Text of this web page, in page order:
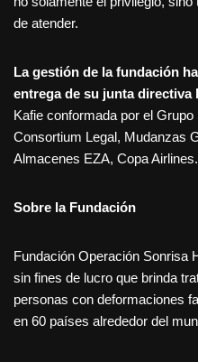
de atender.
La gestión de la fundación
entrega de su junta directiva
Kafie conformada por el
Consortium Legal, Mudanzas
Almacenes EZA, Copa Airlines.
Sobre la Fundación
Fundación Operación Sonrisa
sin fines de lucro que brinda
personas con deformaciones
en 60 países alrededor del